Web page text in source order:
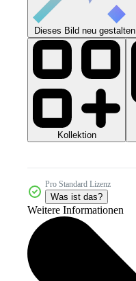
Dieses Bild neu gestalten
Kollektion
Pro Standard Lizenz
Was ist das?
Weitere Informationen